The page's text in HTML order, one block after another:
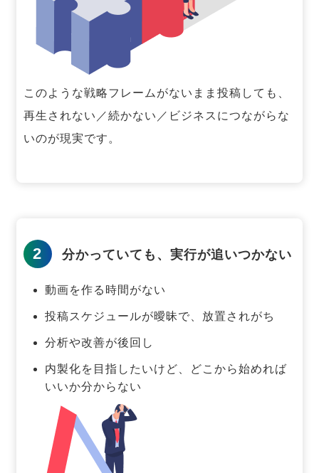
このような戦略フレームがないまま投稿しても、
再生されない／続かない／ビジネスにつながらな
いのが現実です。
2 分かっていても、実行が追いつかない
動画を作る時間がない
投稿スケジュールが曖昧で、放置されがち
分析や改善が後回し
内製化を目指したいけど、どこから始めれば
いいか分からない